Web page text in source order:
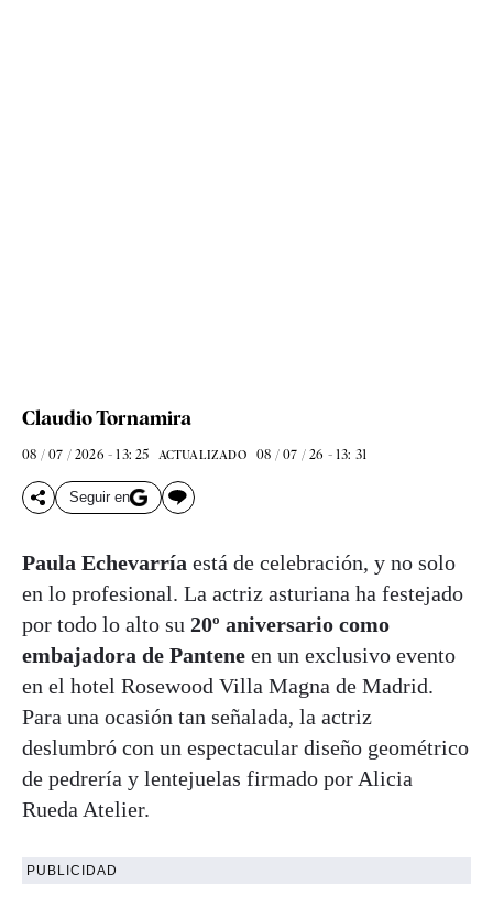
Claudio Tornamira
08 / 07 / 2026 - 13: 25 ACTUALIZADO 08 / 07 / 26 - 13: 31
Seguir en
Paula Echevarría está de celebración, y no solo
en lo profesional. La actriz asturiana ha festejado
por todo lo alto su 20º aniversario como
embajadora de Pantene en un exclusivo evento
en el hotel Rosewood Villa Magna de Madrid.
Para una ocasión tan señalada, la actriz
deslumbró con un espectacular diseño geométrico
de pedrería y lentejuelas firmado por Alicia
Rueda Atelier.
PUBLICIDAD